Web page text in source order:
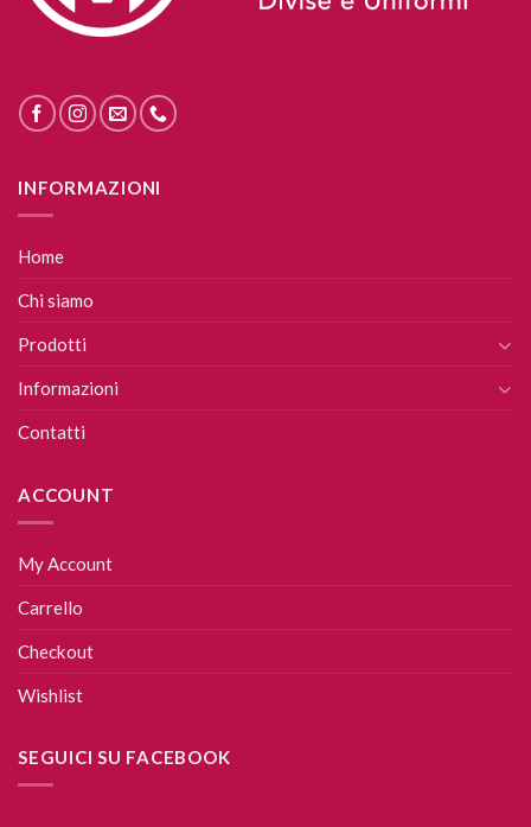
INFORMAZIONI
Home
Chi siamo
Prodotti
Informazioni
Contatti
ACCOUNT
My Account
Carrello
Checkout
Wishlist
SEGUICI SU FACEBOOK